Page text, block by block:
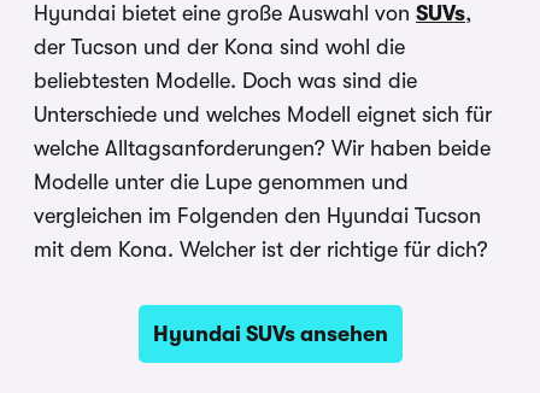
Hyundai bietet eine große Auswahl von SUVs,
der Tucson und der Kona sind wohl die
beliebtesten Modelle. Doch was sind die
Unterschiede und welches Modell eignet sich für
welche Alltagsanforderungen? Wir haben beide
Modelle unter die Lupe genommen und
vergleichen im Folgenden den Hyundai Tucson
mit dem Kona. Welcher ist der richtige für dich?
Hyundai SUVs ansehen